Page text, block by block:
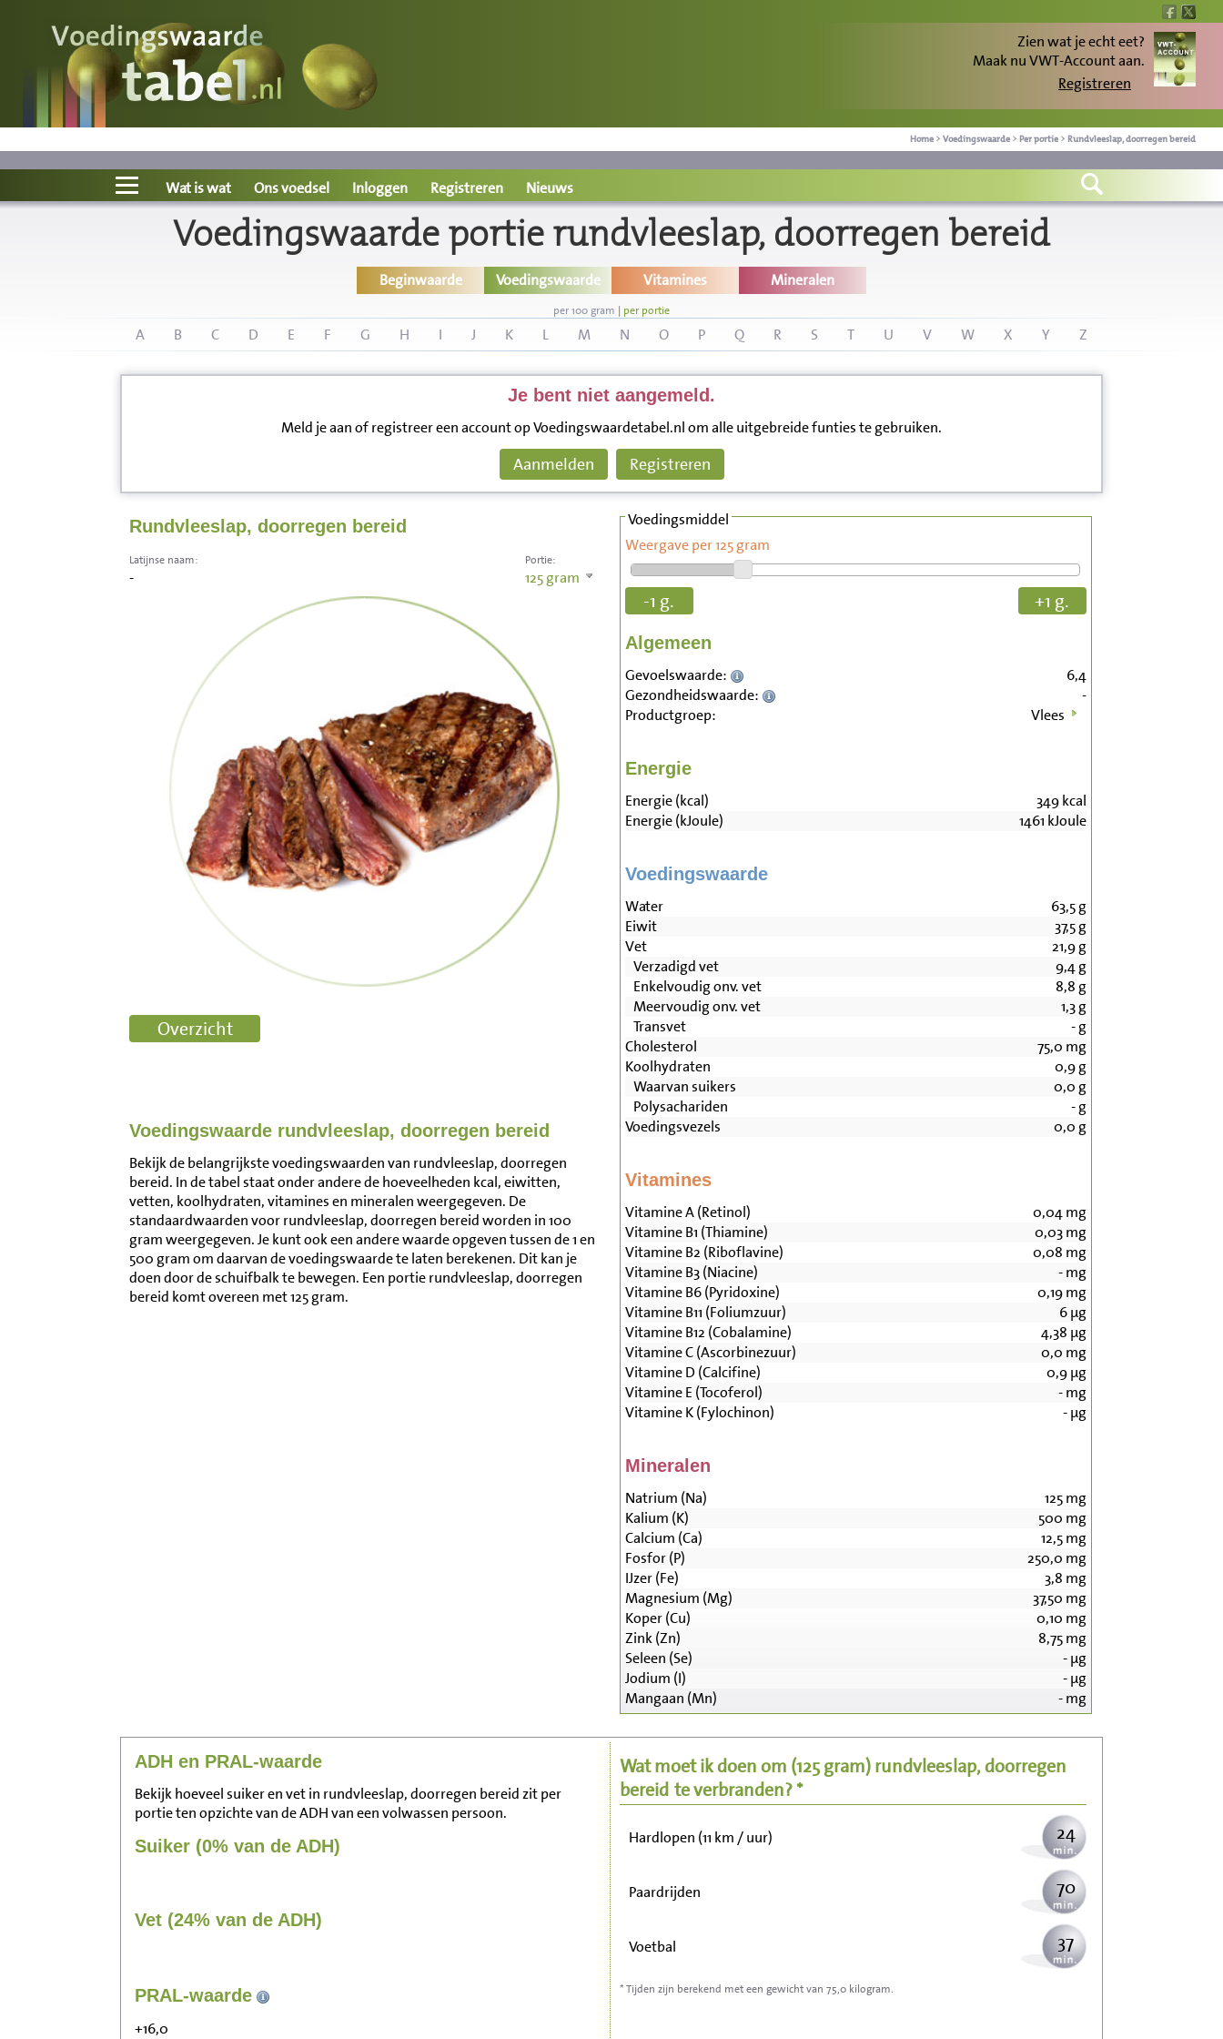
Zien wat je echt eet?
Maak nu VWT-Account aan.
Registreren
Home > Voedingswaarde > Per portie > Rundvleeslap, doorregen bereid
Voedingswaarde
Wat is wat?
Ons voedsel
Wat is wat Ons voedsel Inloggen Registreren Nieuws
Voedingswaarde portie rundvleeslap, doorregen bereid
Beginwaarde Voedingswaarde Vitamines Mineralen
per 100 gram | per portie
A B C D E F G H I J K L M N O P Q R S T U V W X Y Z
Je bent niet aangemeld.
Meld je aan of registreer een account op Voedingswaardetabel.nl om alle uitgebreide funties te gebruiken.
Aanmelden Registreren
Rundvleeslap, doorregen bereid
Portie:
125gram
Latijnse naam:
-
Voedingswaarde rundvleeslap, doorregen bereid
Bekijk de belangrijkste voedingswaarden van rundvleeslap, doorregen
bereid. In de tabel staat onder andere de hoeveelheden kcal, eiwitten,
vetten, koolhydraten, vitamines en mineralen weergegeven. De
standaardwaarden voor rundvleeslap, doorregen bereid worden in 100
gram weergegeven. Je kunt ook een andere waarde opgeven tussen de 1 en
500 gram om daarvan de voedingswaarde te laten berekenen. Dit kan je
doen door de schuifbalk te bewegen. Een portie rundvleeslap, doorregen
bereid komt overeen met 125 gram.
Voedingsmiddel
Weergave per 125 gram
-1 g. +1 g.
Algemeen
Gevoelswaarde:
6,4
Gezondheidswaarde:
-
Productgroep:
Vlees
Energie
Energie (kcal) 349kcal
Energie (kJoule)
1461 kJoule
Voedingswaarde
Water 63,5g
Eiwit
37,5g
Vet
21,9g
Verzadigd vet
9,4g
Enkelvoudig onv. vet
8,8 g
Meervoudig onv. vet
1,3g
Transvet
-g
Cholesterol
75,0 mg
Koolhydraten
0,9g
Waarvan suikers
0,0 g
Polysachariden
-g
Voedingsvezels
0,0 g
Vitamines
Vitamine A (Retinol) 0,04mg
Vitamine B1 (Thiamine)
0,03mg
Vitamine B2 (Riboflavine)
0,08 mg
Vitamine B3 (Niacine)
-mg
Vitamine B6 (Pyridoxine)
0,19mg
Vitamine B11 (Foliumzuur)
6µg
Vitamine B12 (Cobalamine)
4,38 µg
Vitamine C (Ascorbinezuur)
0,0 mg
Vitamine D (Calcifine)
0,9µg
Vitamine E (Tocoferol)
-mg
Vitamine K (Fylochinon)
-µg
Mineralen
Natrium (Na) 125mg
Kalium (K)
500 mg
Calcium (Ca)
12,5mg
Fosfor (P)
250,0 mg
IJzer (Fe)
3,8 mg
Magnesium (Mg)
37,50 mg
Koper (Cu)
0,10 mg
Zink (Zn)
8,75mg
Seleen (Se)
-µg
Jodium (I)
-µg
Mangaan (Mn)
-mg
ADH en PRAL-waarde
Bekijk hoeveel suiker en vet in rundvleeslap, doorregen bereid zit per
portie ten opzichte van de ADH van een volwassen persoon.
Suiker (0% van de ADH)
Vet (24% van de ADH)
PRAL-waarde
+16,0
Wat moet ik doen om (125 gram)rundvleeslap, doorregen
bereid te verbranden? *
Zitten, tv kijken 254
Wandelen (5 km/uur) 62
Hardlopen (11 km / uur) 24
Paardrijden 70
Voetbal 37
Stofzuigen
* Tijden zijn berekend met een gewicht van 75,0 kilogram.